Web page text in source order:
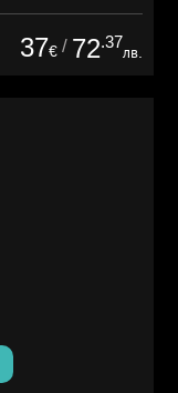
37€ / 72.37
лв.